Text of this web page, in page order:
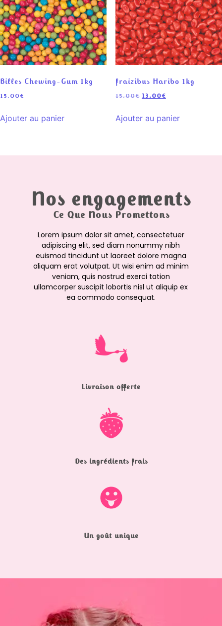
Billes Chewing-Gum 1kg
15.00€
Ajouter au panier
fraizibus Haribo 1kg
15.00€ 13.00€
Ajouter au panier
Nos engagements
Ce Que Nous Promettons
Lorem ipsum dolor sit amet, consectetuer
adipiscing elit, sed diam nonummy nibh
euismod tincidunt ut laoreet dolore magna
aliquam erat volutpat. Ut wisi enim ad minim
veniam, quis nostrud exerci tation
ullamcorper suscipit lobortis nisl ut aliquip ex
ea commodo consequat.
Livraison offerte
Des ingrédients frais
Un goût unique